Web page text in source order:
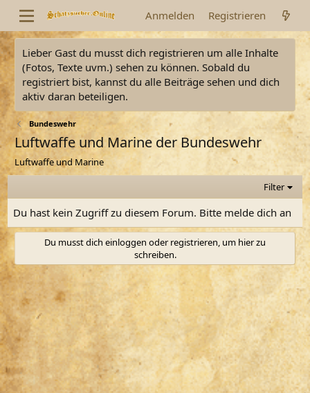
Anmelden Registrieren
Lieber Gast du musst dich registrieren um alle Inhalte
(Fotos, Texte uvm.) sehen zu können. Sobald du
registriert bist, kannst du alle Beiträge sehen und dich
aktiv daran beteiligen.
Bundeswehr
Luftwaffe und Marine der Bundeswehr
Luftwaffe und Marine
Filter
Du hast kein Zugriff zu diesem Forum. Bitte melde dich an
Du musst dich einloggen oder registrieren, um hier zu
schreiben.